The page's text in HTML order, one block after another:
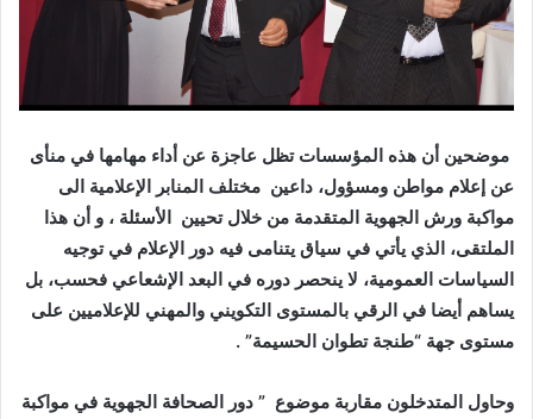
موضحين أن هذه المؤسسات تظل عاجزة عن أداء مهامها في منأى
عن إعلام مواطن ومسؤول، داعين مختلف المنابر الإعلامية الى
مواكبة ورش الجهوية المتقدمة من خلال تحيين الأسئلة ، و أن هذا
الملتقى، الذي يأتي في سياق يتنامى فيه دور الإعلام في توجيه
السياسات العمومية، لا ينحصر دوره في البعد الإشعاعي فحسب، بل
يساهم أيضا في الرقي بالمستوى التكويني والمهني للإعلاميين على
مستوى جهة “طنجة تطوان الحسيمة” .
وحاول المتدخلون مقاربة موضوع ” دور الصحافة الجهوية في مواكبة